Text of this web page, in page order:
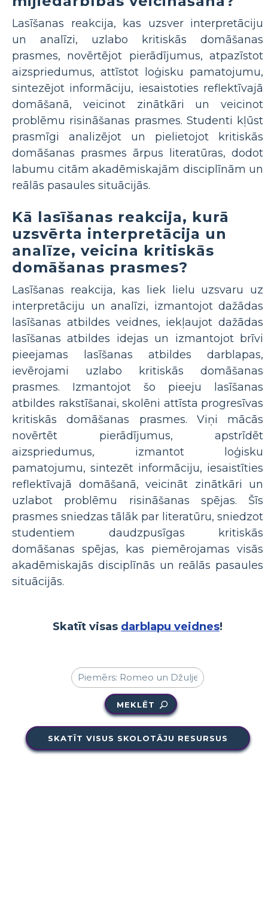
Lasīšanas reakcija, kas uzsver interpretāciju
un analīzi, uzlabo kritiskās domāšanas
prasmes, novērtējot pierādījumus, atpazīstot
aizspriedumus, attīstot loģisku pamatojumu,
sintezējot informāciju, iesaistoties reflektīvajā
domāšanā, veicinot zinātkāri un veicinot
problēmu risināšanas prasmes. Studenti kļūst
prasmīgi analizējot un pielietojot kritiskās
domāšanas prasmes ārpus literatūras, dodot
labumu citām akadēmiskajām disciplīnām un
reālās pasaules situācijās.
Kā lasīšanas reakcija, kurā
uzsvērta interpretācija un
analīze, veicina kritiskās
domāšanas prasmes?
Lasīšanas reakcija, kas liek lielu uzsvaru uz
interpretāciju un analīzi, izmantojot dažādas
lasīšanas atbildes veidnes, iekļaujot dažādas
lasīšanas atbildes idejas un izmantojot brīvi
pieejamas lasīšanas atbildes darblapas,
ievērojami uzlabo kritiskās domāšanas
prasmes. Izmantojot šo pieeju lasīšanas
atbildes rakstīšanai, skolēni attīsta progresīvas
kritiskās domāšanas prasmes. Viņi mācās
novērtēt pierādījumus, apstrīdēt
aizspriedumus, izmantot loģisku
pamatojumu, sintezēt informāciju, iesaistīties
reflektīvajā domāšanā, veicināt zinātkāri un
uzlabot problēmu risināšanas spējas. Šīs
prasmes sniedzas tālāk par literatūru, sniedzot
studentiem daudzpusīgas kritiskās
domāšanas spējas, kas piemērojamas visās
akadēmiskajās disciplīnās un reālās pasaules
situācijās.
Skatīt visas darblapu veidnes!
MEKLĒT
SKATĪT VISUS SKOLOTĀJU RESURSUS